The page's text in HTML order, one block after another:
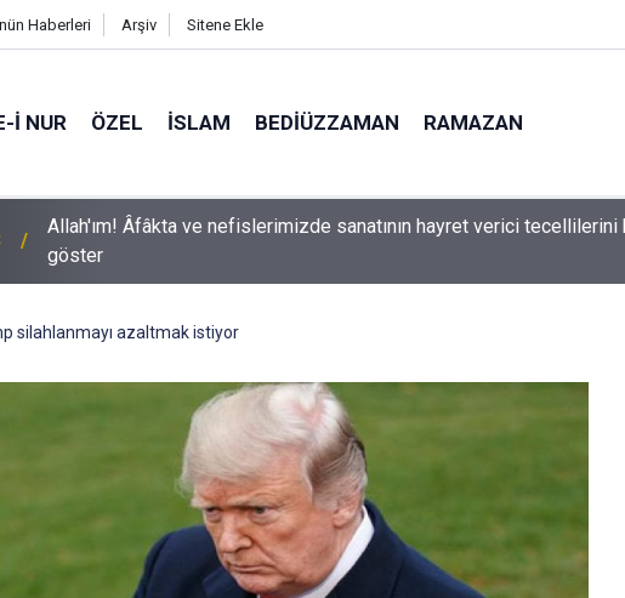
Haberleri Arşiv Sitene Ekle
I NUR ÖZEL İSLAM BEDIÜZZAMAN RAMAZAN
Bediüzzaman: Kelimeler, herbir zerre-i havaînin kulağına girip dilinden
halde şaşırmıyor
silahlanmayı azaltmak istiyor